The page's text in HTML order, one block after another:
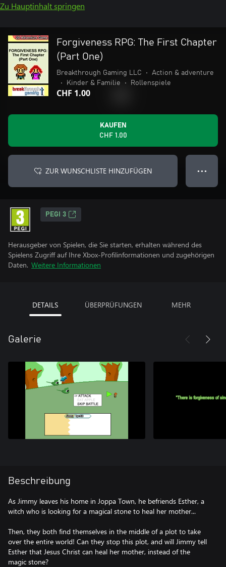
Zu Hauptinhalt springen
Forgiveness RPG: The First Chapter
(Part One)
Breakthrough Gaming LLC •
Action & adventure
•
Kinder & Familie • Rollenspiele
CHF 1.00
KAUFEN
CHF 1.00
ZUR WUNSCHLISTE HINZUFÜGEN ● ● ●
PEGI 3
Herausgeber von Spielen, die Sie starten, erhalten während des
Spielens Zugriff auf Ihre Xbox-Profilinformationen und zugehörigen
Daten. Weitere Informationen
DETAILS ÜBERPRÜFUNGEN MEHR
Galerie
Beschreibung
As Jimmy leaves his home in Joppa Town, he befriends Esther, a
witch who is looking for a magical stone to heal her mother...
Then, they both find themselves in the middle of a plot to take
over the entire world! Can they stop this plot, and will Jimmy tell
Esther that Jesus Christ can heal her mother, instead of the
magic stone?